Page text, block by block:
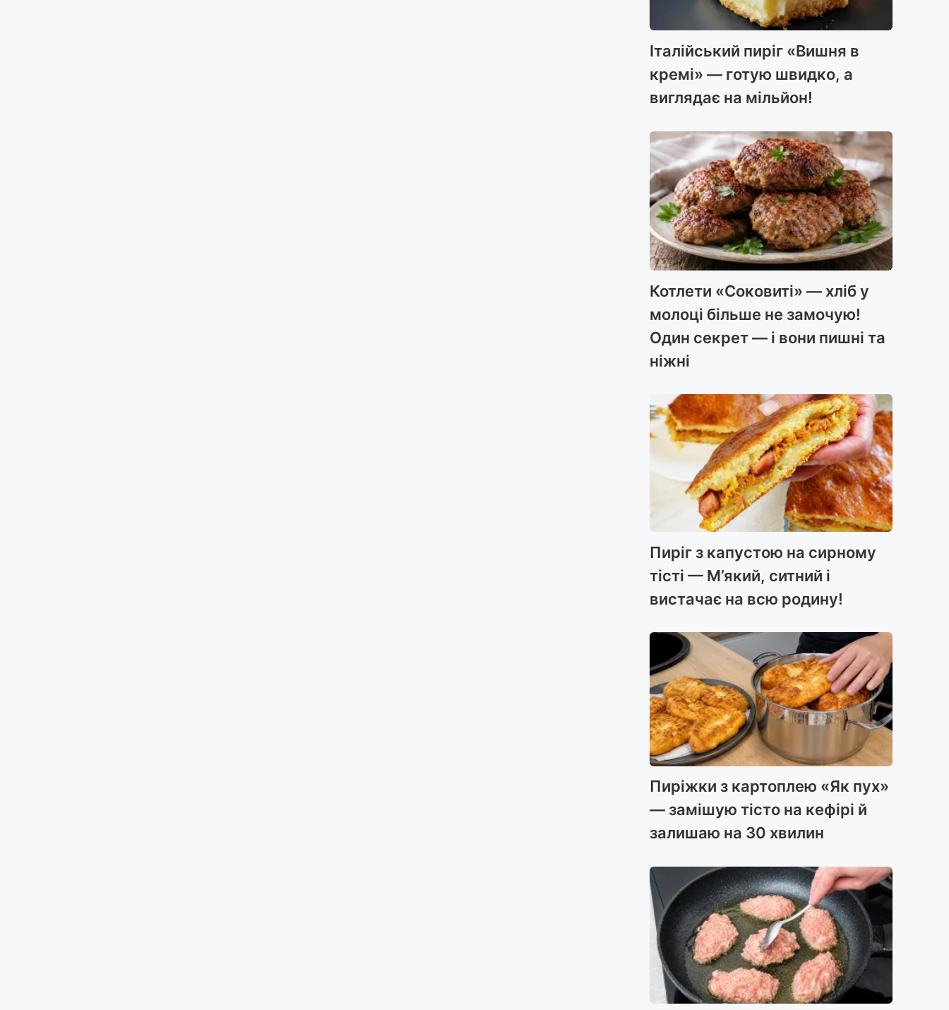
Італійський пиріг «Вишня в
кремі» — готую швидко, а
виглядає на мільйон!
Котлети «Соковиті» — хліб у
молоці більше не замочую!
Один секрет — і вони пишні та
ніжні
Пиріг з капустою на сирному
тісті — М’який, ситний і
вистачає на всю родину!
Пиріжки з картоплею «Як пух»
— замішую тісто на кефірі й
залишаю на 30 хвилин